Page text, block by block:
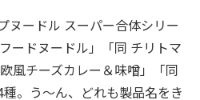
ヌードル スーパー合体シリー
ードヌードル」「同 チリトマ
風チーズカレー＆味噌」「同
。う～ん、どれも製品名をき